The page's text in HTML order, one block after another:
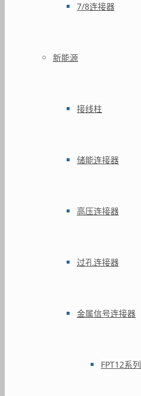
7/8连接器
新能源
接线柱
储能连接器
高压连接器
过孔连接器
金属信号连接器
FPT12系列